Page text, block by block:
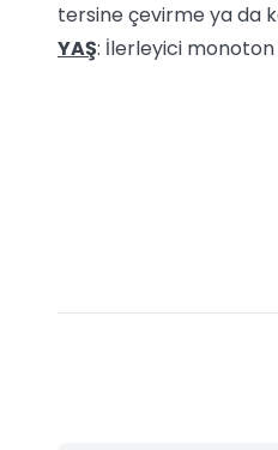
tersine çevirme ya da
YAŞ: İlerleyici